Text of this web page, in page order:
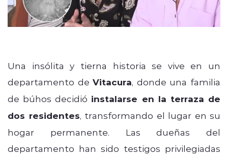
Una insólita y tierna historia se vive en un
departamento deVitacura, donde una familia
de búhos decidió instalarse en la terraza de
dos residentes, transformando el lugar en su
hogar permanente. Las dueñas del
departamento han sido testigos privilegiadas